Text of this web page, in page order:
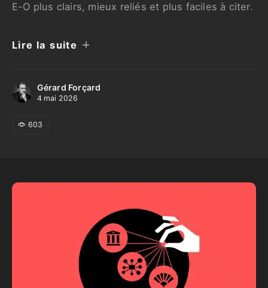
E-O plus clairs, mieux reliés et plus faciles à citer.
Lire la suite
Gérard Forçard
4 mai 2026
603